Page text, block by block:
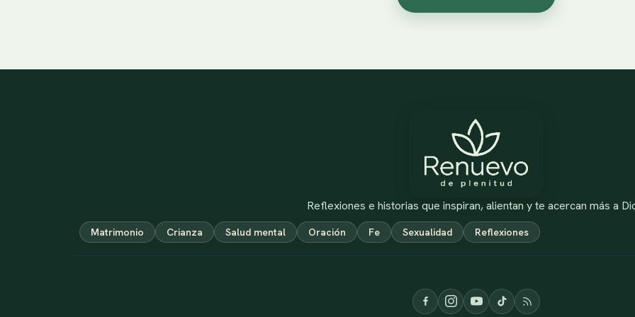
Reflexiones e historias que inspiran, alientan y te acercan más a
Matrimonio Crianza Salud mental Oración Fe Sexualidad Reflexiones